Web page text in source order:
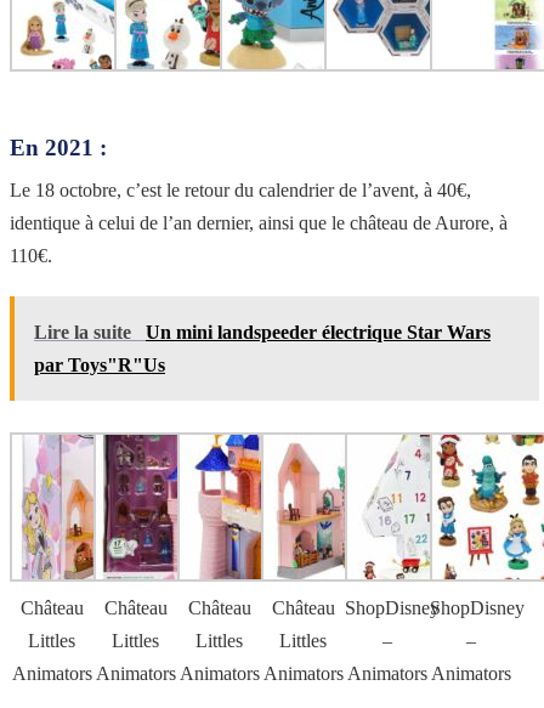
En 2021 :
Le 18 octobre, c’est le retour du calendrier de l’avent, à 40€,
identique à celui de l’an dernier, ainsi que le château de Aurore, à
110€.
Lire la suite
Un mini landspeeder électrique Star Wars
par Toys"R"Us
Château
Littles
Animators
Château
Littles
Animators
Château
Littles
Animators
Château
Littles
Animators
ShopDisney
–
Animators
ShopDisney
–
Animators